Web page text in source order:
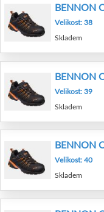
BENNON
Velikost: 38
Skladem
BENNON
Velikost: 39
Skladem
BENNON
Velikost: 40
Skladem